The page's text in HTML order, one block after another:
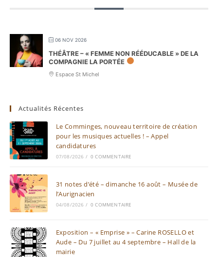
06 NOV 2026
THÉÂTRE – « FEMME NON RÉÉDUCABLE » DE LA
COMPAGNIE LA PORTÉE
Espace St Michel
Actualités Récentes
Le Comminges, nouveau territoire de création
pour les musiques actuelles ! – Appel
candidatures
07/08/2026 / 0 COMMENTAIRE
31 notes d’été – dimanche 16 août – Musée de
l’Aurignacien
04/08/2026 / 0 COMMENTAIRE
Exposition – « Emprise » – Carine ROSELLO et
Aude – Du 7 juillet au 4 septembre – Hall de la
mairie